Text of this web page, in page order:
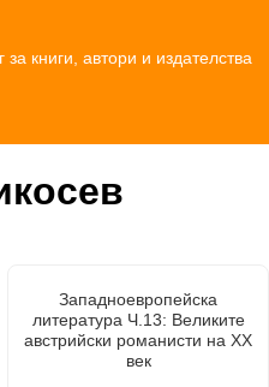
за книги, автори и издателства
Западноевропейска
литература Ч.13: Великите
австрийски романисти на XX
век